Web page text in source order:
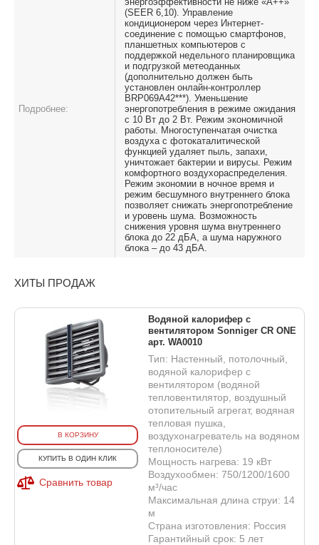
Подробнее:
(SEER 6,10). Управление
кондиционером через Интернет-
соединение с помощью смартфонов,
планшетных компьютеров с
поддержкой недельного планировщика
и подгрузкой метеоданных
(дополнительно должен быть
установлен онлайн-контроллер
BRP069A42***). Уменьшение
энергопотребления в режиме ожидания
с 10 Вт до 2 Вт. Режим экономичной
работы. Многоступенчатая очистка
воздуха с фотокаталитической
функцией удаляет пыль, запахи,
уничтожает бактерии и вирусы. Режим
комфортного воздухораспределения.
Режим экономии в ночное время и
режим бесшумного внутреннего блока
позволяет снижать энергопотребление
и уровень шума. Возможность
снижения уровня шума внутреннего
блока до 22 дБА, а шума наружного
блока – до 43 дБА.
ХИТЫ ПРОДАЖ
В КОРЗИНУ
КУПИТЬ В ОДИН КЛИК
Сравнить товар
Водяной калорифер с
вентилятором Sonniger CR ONE
арт. WA0010
Тип: Настенный, потолочный,
водяной калорифер с
вентилятором (водяной
тепловентилятор, воздушный
отопительный агрегат, водяная
тепловая пушка,
воздухонагреватель на водяном
теплоносителе)
Мощность нагрева: 19 кВт
Воздухообмен: 750/1200/1600
м³/час
Максимальная длина струи: 14
м
Страна изготовления: Россия
Гарантийный срок: 5 лет